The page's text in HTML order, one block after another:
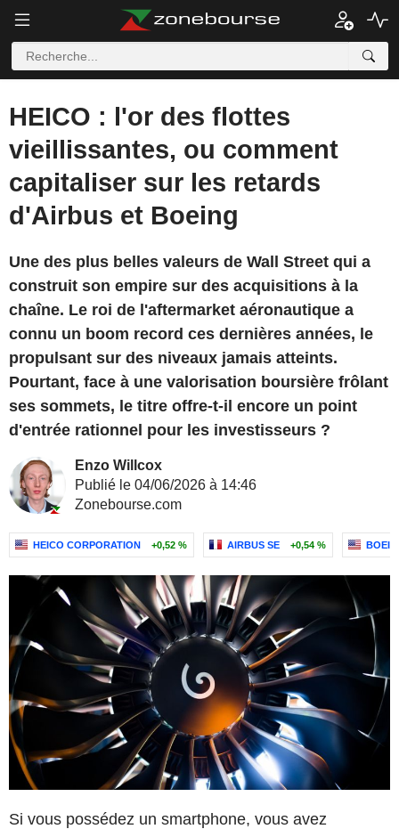
HEICO : l'or des flottes
vieillissantes, ou comment
capitaliser sur les retards
d'Airbus et Boeing
Une des plus belles valeurs de Wall Street qui a
construit son empire sur des acquisitions à la
chaîne. Le roi de l'aftermarket aéronautique a
connu un boom record ces dernières années, le
propulsant sur des niveaux jamais atteints.
Pourtant, face à une valorisation boursière frôlant
ses sommets, le titre offre-t-il encore un point
d'entrée rationnel pour les investisseurs ?
Enzo Willcox
Publié le 04/06/2026 à 14:46
Zonebourse.com
HEICO CORPORATION +0,52 % AIRBUS SE +0,54 %
Si vous possédez un smartphone, vous avez